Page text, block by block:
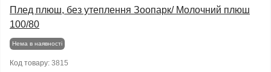
Плед плюш, без утеплення Зоопарк/ Молочний плюш
100/80
Нема в наявності
Код товару: 3815